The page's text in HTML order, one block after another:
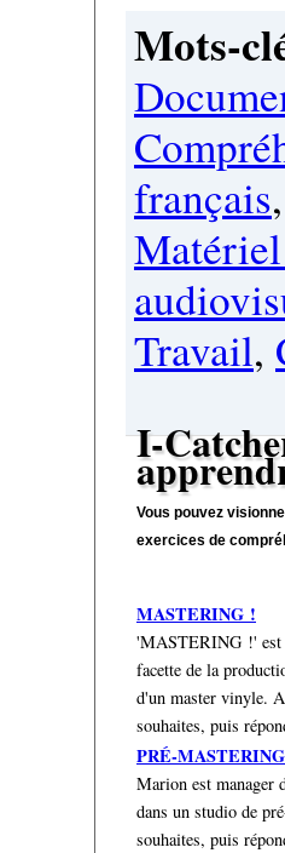
Mots-
français
Travail,
I-
Vous pouvez
exercices de
MASTERING !
'MASTERING !' est
facette de la
d'un master vinyle.
souhaites, puis
PRÉ-MASTERING
Marion est manager
dans un studio de
souhaites, puis